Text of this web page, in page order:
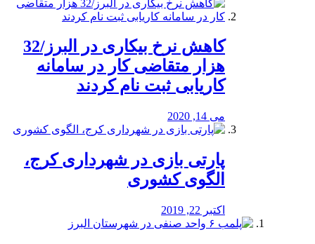
کاهش نرخ بیکاری در البرز/32
هزار متقاضی کار در سامانه
کاریابی ثبت نام کردند
می 14, 2020
پارتی بازی در شهرداری کرج،
الگوی کشوری
اکتبر 22, 2019